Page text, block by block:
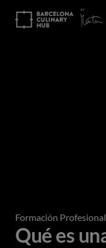
Formación Profesional
Qué es